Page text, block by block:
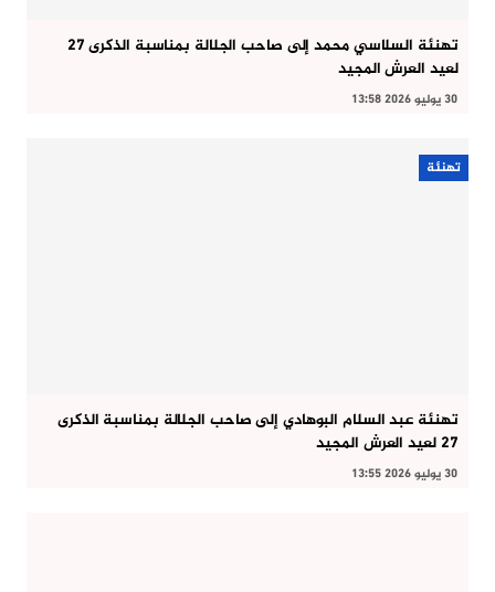
تهنئة السلاسي محمد إلى صاحب الجلالة بمناسبة الذكرى 27
لعيد العرش المجيد
30 يوليو 2026 13:58
تهنئة
تهنئة عبد السلام البوهادي إلى صاحب الجلالة بمناسبة الذكرى
27 لعيد العرش المجيد
30 يوليو 2026 13:55